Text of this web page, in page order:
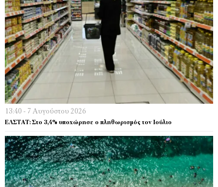
13:40 - 7 Αυγούστου 2026
EΛΣΤΑΤ: Στο 3,4% υποχώρησε ο πληθωρισμός τον Ιούλιο